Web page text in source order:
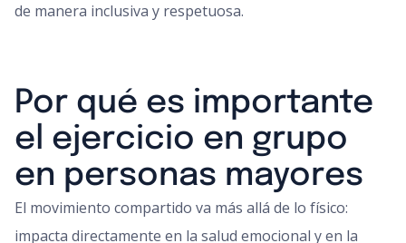
de manera inclusiva y respetuosa.
Por qué es importante
el ejercicio en grupo
en personas mayores
El movimiento compartido va más allá de lo físico:
impacta directamente en la salud emocional y en la